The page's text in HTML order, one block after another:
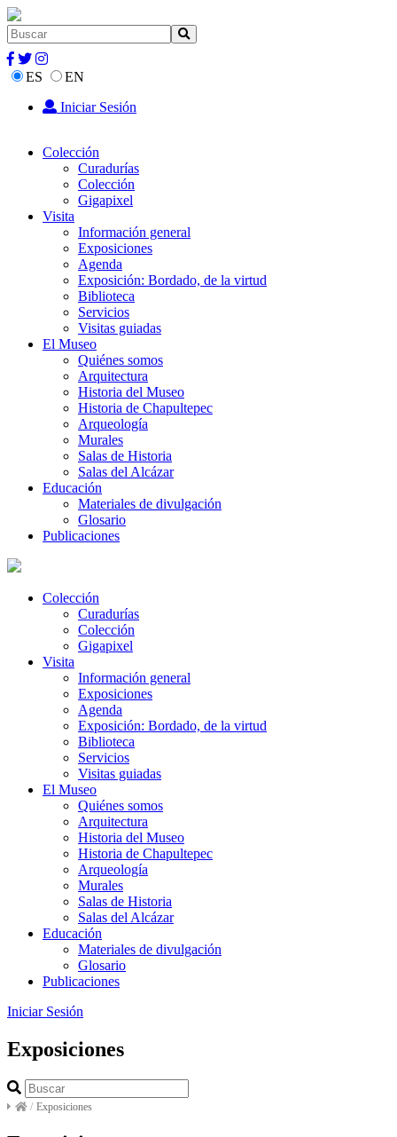
ES
EN
Iniciar Sesión
Colección
Curadurías
Colección
Gigapixel
Visita
Información general
Exposiciones
Agenda
Exposición: Bordado, de la virtud
Biblioteca
Servicios
Visitas guiadas
El Museo
Quiénes somos
Arquitectura
Historia del Museo
Historia de Chapultepec
Arqueología
Murales
Salas de Historia
Salas del Alcázar
Educación
Materiales de divulgación
Glosario
Publicaciones
Colección
Curadurías
Colección
Gigapixel
Visita
Información general
Exposiciones
Agenda
Exposición: Bordado, de la virtud
Biblioteca
Servicios
Visitas guiadas
El Museo
Quiénes somos
Arquitectura
Historia del Museo
Historia de Chapultepec
Arqueología
Murales
Salas de Historia
Salas del Alcázar
Educación
Materiales de divulgación
Glosario
Publicaciones
Iniciar Sesión
Exposiciones
/ Exposiciones